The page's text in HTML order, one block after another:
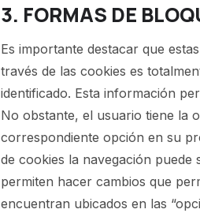
3. FORMAS DE
Es importante destacar que
través de las cookies es
identificado. Esta información
No obstante, el usuario tiene la
correspondiente opción en su
de cookies la navegación puede
permiten hacer cambios que
encuentran ubicados en las